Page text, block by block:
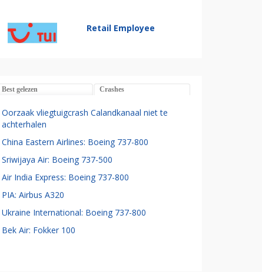
Retail Employee
Best gelezen Crashes
Oorzaak vliegtuigcrash Calandkanaal niet te
achterhalen
China Eastern Airlines: Boeing 737-800
Sriwijaya Air: Boeing 737-500
Air India Express: Boeing 737-800
PIA: Airbus A320
Ukraine International: Boeing 737-800
Bek Air: Fokker 100